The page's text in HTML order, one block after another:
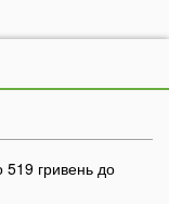
519 гривень до